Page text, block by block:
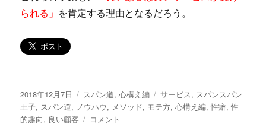
られる」 を肯定する理由となるだろう。
投
稿
日:
2018年12月7日
カ
テ
ゴ
スパン道,心構え編
タ
グ
サービス, スパンスパン
王子, スパン道, ノウハウ, メソッド, モテ方,心構え編,性癖,性
的趣向, 良い顧客
ス
コメント